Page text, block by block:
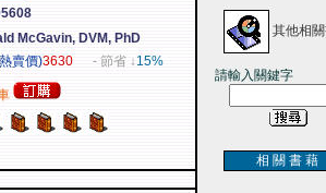
McGavin, DVM, PhD
賣價)3630 - 節省 ↓15%
其他相
請輸入關鍵字
相 關 書 藉